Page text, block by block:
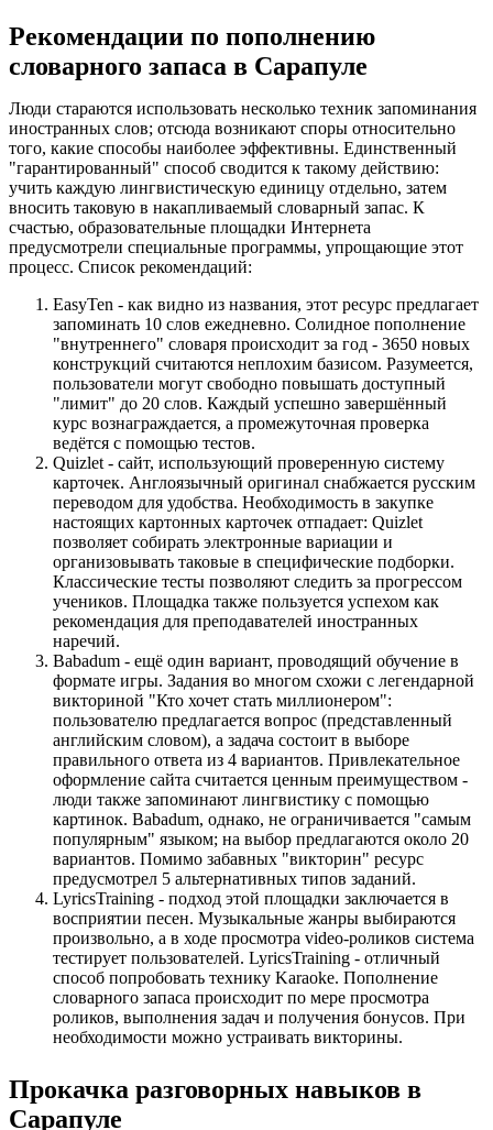
Рекомендации по пополнению
словарного запаса в Сарапуле
Люди стараются использовать несколько техник запоминания
иностранных слов; отсюда возникают споры относительно
того, какие способы наиболее эффективны. Единственный
"гарантированный" способ сводится к такому действию:
учить каждую лингвистическую единицу отдельно, затем
вносить таковую в накапливаемый словарный запас. К
счастью, образовательные площадки Интернета
предусмотрели специальные программы, упрощающие этот
процесс. Список рекомендаций:
EasyTen - как видно из названия, этот ресурс предлагает
запоминать 10 слов ежедневно. Солидное пополнение
"внутреннего" словаря происходит за год - 3650 новых
конструкций считаются неплохим базисом. Разумеется,
пользователи могут свободно повышать доступный
"лимит" до 20 слов. Каждый успешно завершённый
курс вознаграждается, а промежуточная проверка
ведётся с помощью тестов.
Quizlet - сайт, использующий проверенную систему
карточек. Англоязычный оригинал снабжается русским
переводом для удобства. Необходимость в закупке
настоящих картонных карточек отпадает: Quizlet
позволяет собирать электронные вариации и
организовывать таковые в специфические подборки.
Классические тесты позволяют следить за прогрессом
учеников. Площадка также пользуется успехом как
рекомендация для преподавателей иностранных
наречий.
Babadum - ещё один вариант, проводящий обучение в
формате игры. Задания во многом схожи с легендарной
викториной "Кто хочет стать миллионером":
пользователю предлагается вопрос (представленный
английским словом), а задача состоит в выборе
правильного ответа из 4 вариантов. Привлекательное
оформление сайта считается ценным преимуществом -
люди также запоминают лингвистику с помощью
картинок. Babadum, однако, не ограничивается "самым
популярным" языком; на выбор предлагаются около 20
вариантов. Помимо забавных "викторин" ресурс
предусмотрел 5 альтернативных типов заданий.
LyricsTraining - подход этой площадки заключается в
восприятии песен. Музыкальные жанры выбираются
произвольно, а в ходе просмотра video-роликов система
тестирует пользователей. LyricsTraining - отличный
способ попробовать технику Karaoke. Пополнение
словарного запаса происходит по мере просмотра
роликов, выполнения задач и получения бонусов. При
необходимости можно устраивать викторины.
Прокачка разговорных навыков в
Сарапуле